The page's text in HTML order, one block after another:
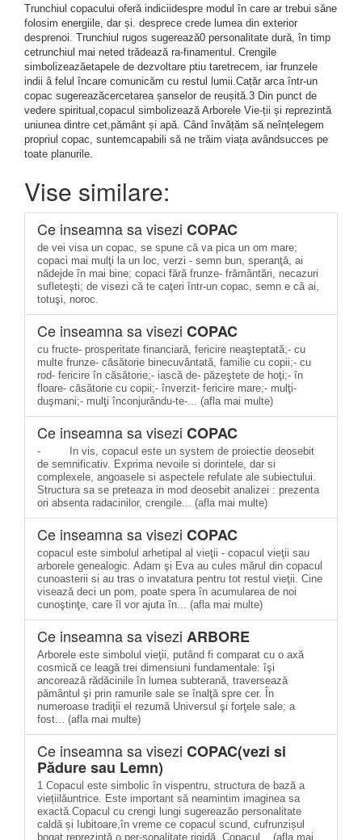
Trunchiul copacului oferă indiciidespre modul în care ar trebui săne
folosim energiile, dar și. desprece crede lumea din exterior
desprenoi. Trunchiul rugos sugerează0 personalitate dură, în timp
cetrunchiul mai neted trădează ra-finamentul. Crengile
simbolizeazăetapele de dezvoltare ptiu taretrecem, iar frunzele
indii â felul încare comunicăm cu restul lumii.Cațăr arca într-un
copac sugereazăcercetarea șanselor de reușită.3 Din punct de
vedere spiritual,copacul simbolizează Arborele Vie-ții și reprezintă
uniunea dintre cet,pământ și apă. Când învățăm să neînțelegem
propriul copac, suntemcapabili să ne trăim viața avândsucces pe
toate planurile.
Vise similare:
Ce inseamna sa visezi COPAC
de vei visa un copac, se spune că va pica un om mare;
copaci mai mulţi la un loc, verzi - semn bun, speranţă, ai
nădejde în mai bine; copaci fără frunze- frământări, necazuri
sufleteşti; de visezi că te caţeri într-un copac, semn e că ai,
totuşi, noroc.
Ce inseamna sa visezi COPAC
cu fructe- prosperitate financiară, fericire neaşteptată;- cu
multe frunze- căsătorie binecuvântată, familie cu copii;- cu
rod- fericire în căsătorie;- iască de- păzeştete de hoţi;- în
floare- căsătorie cu copii;- înverzit- fericire mare;- mulţi-
duşmani;- mulţi înconjurându-te-... (afla mai multe)
Ce inseamna sa visezi COPAC
- In vis, copacul este un system de proiectie deosebit
de semnificativ. Exprima nevoile si dorintele, dar si
complexele, angoasele si aspectele refulate ale subiectului.
Structura sa se preteaza in mod deosebit analizei : prezenta
ori absenta radacinilor, crengile... (afla mai multe)
Ce inseamna sa visezi COPAC
copacul este simbolul arhetipal al vieţii - copacul vieţii sau
arborele genealogic. Adam şi Eva au cules mărul din copacul
cunoasterii si au tras o invatatura pentru tot restul vieţii. Cine
visează deci un pom, poate spera în acumularea de noi
cunoştinţe, care îl vor ajuta în... (afla mai multe)
Ce inseamna sa visezi ARBORE
Arborele este simbolul vieţii, putând fi comparat cu o axă
cosmică ce leagă trei dimensiuni fundamentale: îşi
ancorează rădăcinile în lumea subterană, traversează
pământul şi prin ramurile sale se înalţă spre cer. În
numeroase tradiţii el rezumă Universul şi forţele sale; a
fost... (afla mai multe)
Ce inseamna sa visezi COPAC(vezi si
Pădure sau Lemn)
1 Copacul este simbolic în vispentru, structura de bază a
viețiilăuntrice. Este important să neamintim imaginea sa
exactă.Copacul cu crengi lungi sugereazăo personalitate
caldă și Iubitoare,în vreme ce copacul scund, cufrunzișul
bogat reprezintă o per-sonalitate rigidă. Copacul... (afla mai